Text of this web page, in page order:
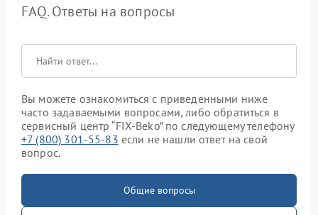
FAQ. Ответы на вопросы
Вы можете ознакомиться с приведенными ниже
часто задаваемыми вопросами, либо обратиться в
сервисный центр “FIX-Beko” по следующему телефону
+7 (800) 301-55-83 если не нашли ответ на свой
вопрос.
Общие вопросы